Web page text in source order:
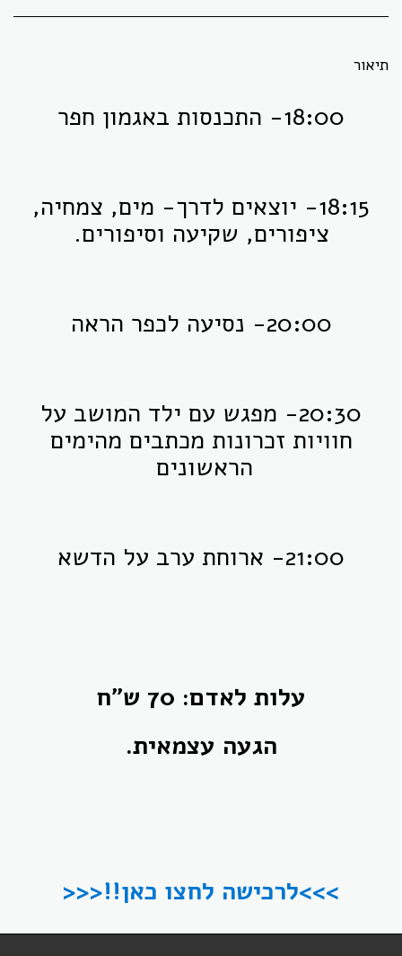
תיאור
18:00- התכנסות באגמון חפר
18:15- יוצאים לדרך- מים, צמחיה,
ציפורים, שקיעה וסיפורים.
20:00- נסיעה לכפר הראה
20:30- מפגש עם ילד המושב על
חוויות זכרונות מכתבים מהימים
הראשונים
21:00- ארוחת ערב על הדשא
עלות לאדם: 70 ש"ח
הגעה עצמאית.
>>>לרכישה לחצו כאן!!<<<